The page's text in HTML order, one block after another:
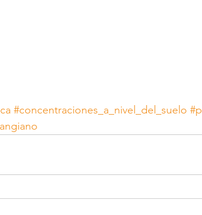
#concentraciones_a_nivel_del_suelo